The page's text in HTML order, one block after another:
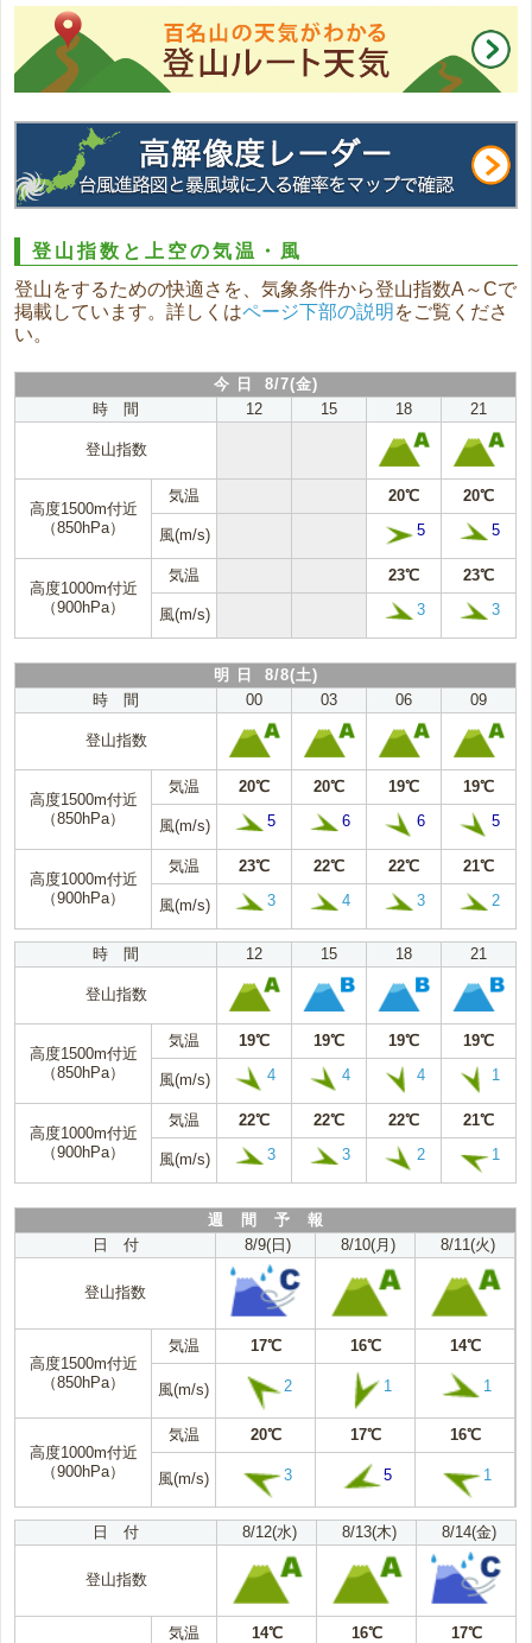
登山指数と上空の気温・風
登山をするための快適さを、気象条件から登山指数A～Cで
掲載しています。詳しくはページ下部の説明 をご覧くださ
い。
今 日 8/7(金)
時 間
12 15 18 21
登山指数
高度1500m付近
（850hPa）
気温 20℃ 20℃
風(m/s) 5 5
高度1000m付近
（900hPa）
気温 23℃ 23℃
風(m/s) 3 3
明 日 8/8(土)
時 間
00 03 06 09
登山指数
高度1500m付近
（850hPa）
気温 20℃ 20℃ 19℃ 19℃
風(m/s) 5 6 6 5
高度1000m付近
（900hPa）
気温 23℃ 22℃ 22℃ 21℃
風(m/s) 3 4 3 2
時 間 12 15 18 21
登山指数
高度1500m付近
（850hPa）
気温 19℃ 19℃ 19℃ 19℃
風(m/s) 4 4 4 1
高度1000m付近
（900hPa）
気温 22℃ 22℃ 22℃ 21℃
風(m/s) 3 3 2 1
週 間 予 報
日 付
8/9(日) 8/10(月) 8/11(火)
登山指数
高度1500m付近
（850hPa）
気温 17℃ 16℃ 14℃
風(m/s) 2 1 1
高度1000m付近
（900hPa）
気温 20℃ 17℃ 16℃
風(m/s) 3 5 1
日 付 8/12(水) 8/13(木) 8/14(金)
登山指数
気温 14℃ 16℃ 17℃